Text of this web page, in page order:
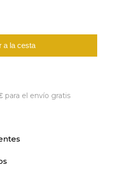
a la cesta
para el envío gratis